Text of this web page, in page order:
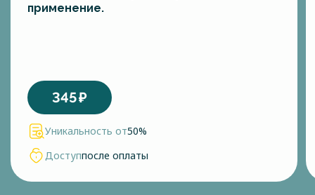
применение.
345₽
Уникальность от50%
Доступпосле оплаты